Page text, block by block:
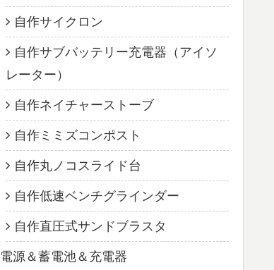
自作サイクロン
自作サブバッテリー充電器（アイソ
レーター）
自作ネイチャーストーブ
自作ミミズコンポスト
自作丸ノコスライド台
自作低速ベンチグラインダー
自作直圧式サンドブラスタ
電源＆蓄電池＆充電器